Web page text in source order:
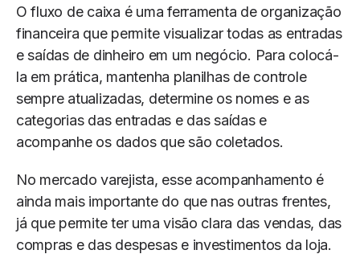
O fluxo de caixa é uma ferramenta de organização
financeira que permite visualizar todas as entradas
e saídas de dinheiro em um negócio. Para colocá-
la em prática, mantenha planilhas de controle
sempre atualizadas, determine os nomes e as
categorias das entradas e das saídas e
acompanhe os dados que são coletados.
No mercado varejista, esse acompanhamento é
ainda mais importante do que nas outras frentes,
já que permite ter uma visão clara das vendas, das
compras e das despesas e investimentos da loja.